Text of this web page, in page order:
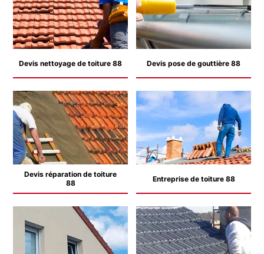
Devis nettoyage de toiture 88 Devis pose de gouttière 88
Devis réparation de toiture
88
Entreprise de toiture 88